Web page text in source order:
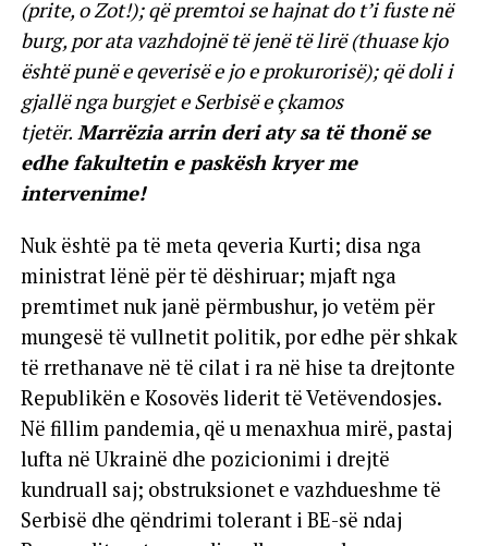
(prite, o Zot!); që premtoi se hajnat do t’i fuste në
burg, por ata vazhdojnë të jenë të lirë (thuase kjo
është punë e qeverisë e jo e prokurorisë); që doli i
gjallë nga burgjet e Serbisë e çkamos
tjetër. Marrëzia arrin deri aty sa të thonë se
edhe fakultetin e paskësh kryer me
intervenime!
Nuk është pa të meta qeveria Kurti; disa nga
ministrat lënë për të dëshiruar; mjaft nga
premtimet nuk janë përmbushur, jo vetëm për
mungesë të vullnetit politik, por edhe për shkak
të rrethanave në të cilat i ra në hise ta drejtonte
Republikën e Kosovës liderit të Vetëvendosjes.
Në fillim pandemia, që u menaxhua mirë, pastaj
lufta në Ukrainë dhe pozicionimi i drejtë
kundruall saj; obstruksionet e vazhdueshme të
Serbisë dhe qëndrimi tolerant i BE-së ndaj